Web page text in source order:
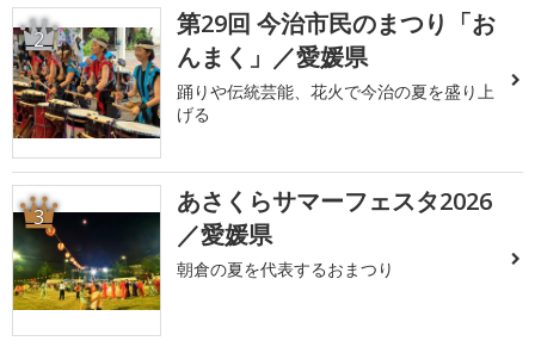
2
第29回 今治市民のまつり「お
んまく」／愛媛県
踊りや伝統芸能、花火で今治の夏を盛り上
げる
3
あさくらサマーフェスタ2026
／愛媛県
朝倉の夏を代表するおまつり